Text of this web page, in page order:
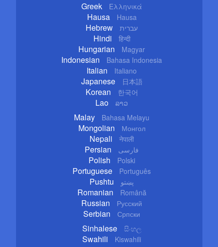
Greek Ελληνικά
Hausa Hausa
Hebrew עברית
Hindi हिन्दी
Hungarian Magyar
Indonesian Bahasa Indonesia
Italian Italiano
Japanese 日本語
Korean 한국어
Lao ລາວ
Malay Bahasa Melayu
Mongolian Монгол
Nepali नेपाली
Persian فارسی
Polish Polski
Portuguese Português
Pushtu پښتو
Romanian Română
Russian Русский
Serbian Српски
Sinhalese සිංහල
Swahili Kiswahili